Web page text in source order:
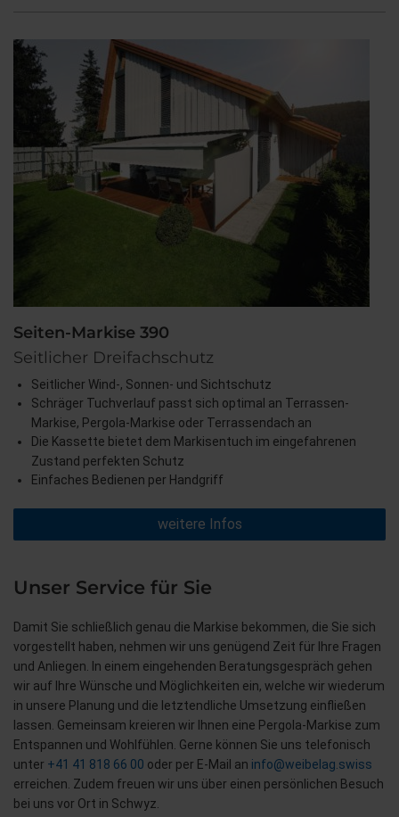
Seiten-Markise 390
Seitlicher Dreifachschutz
Seitlicher Wind-, Sonnen- und Sichtschutz
Schräger Tuchverlauf passt sich optimal an Terrassen-
Markise, Pergola-Markise oder Terrassendach an
Die Kassette bietet dem Markisentuch im eingefahrenen
Zustand perfekten Schutz
Einfaches Bedienen per Handgriff
weitere Infos
Unser Service für Sie
Damit Sie schließlich genau die Markise bekommen, die Sie sich
vorgestellt haben, nehmen wir uns genügend Zeit für Ihre Fragen
und Anliegen. In einem eingehenden Beratungsgespräch gehen
wir auf Ihre Wünsche und Möglichkeiten ein, welche wir wiederum
in unsere Planung und die letztendliche Umsetzung einfließen
lassen. Gemeinsam kreieren wir Ihnen eine Pergola-Markise zum
Entspannen und Wohlfühlen. Gerne können Sie uns telefonisch
unter +41 41 818 66 00 oder per E-Mail an info@weibelag.swiss
erreichen. Zudem freuen wir uns über einen persönlichen Besuch
bei uns vor Ort in Schwyz.